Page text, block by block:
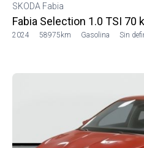
SKODA Fabia
Fabia Selection 1.0 TSI 70
2024 58975km Gasolina Sin